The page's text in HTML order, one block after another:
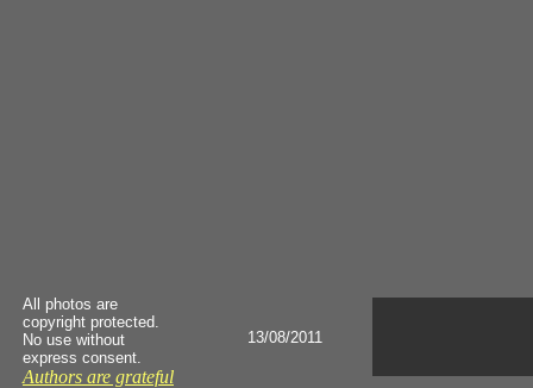
All photos are
copyright protected.
No use without
express consent.
Authors are grateful
13/08/2011